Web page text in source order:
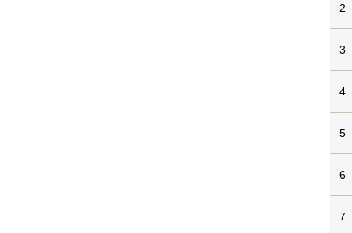
2
3
4
5
6
7